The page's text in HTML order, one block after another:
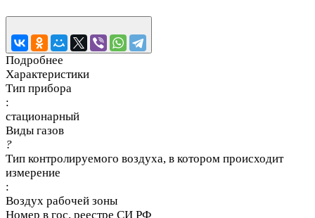
Подробнее
Характеристики
Тип прибора
:
стационарный
Виды газов
?
Тип контролируемого воздуха, в котором происходит
измерение
:
Воздух рабочей зоны
Номер в гос. реестре СИ РФ